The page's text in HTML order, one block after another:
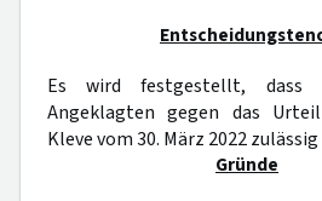
Es wird festgestellt, dass
Angeklagten gegen das
Kleve vom 30. März 2022
Gründe